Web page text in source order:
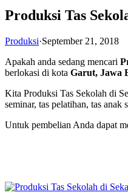
Produksi Tas
Produksi·September 21, 2018
Apakah anda sedang mencari
berlokasi di kota Garut, Jawa
Kita Produksi Tas Sekolah di
seminar, tas pelatihan, tas
Untuk pembelian Anda dapat